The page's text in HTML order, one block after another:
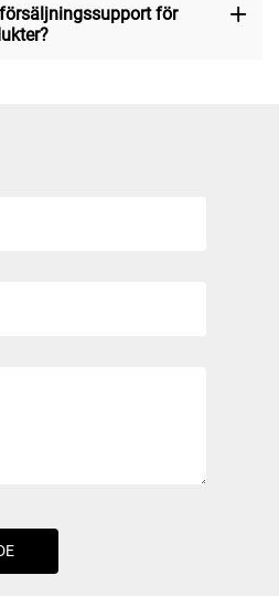
för